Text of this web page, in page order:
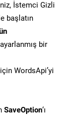
İstemci Gizli
başlatın
bir
WordsApi’yi
SaveOption‘ı